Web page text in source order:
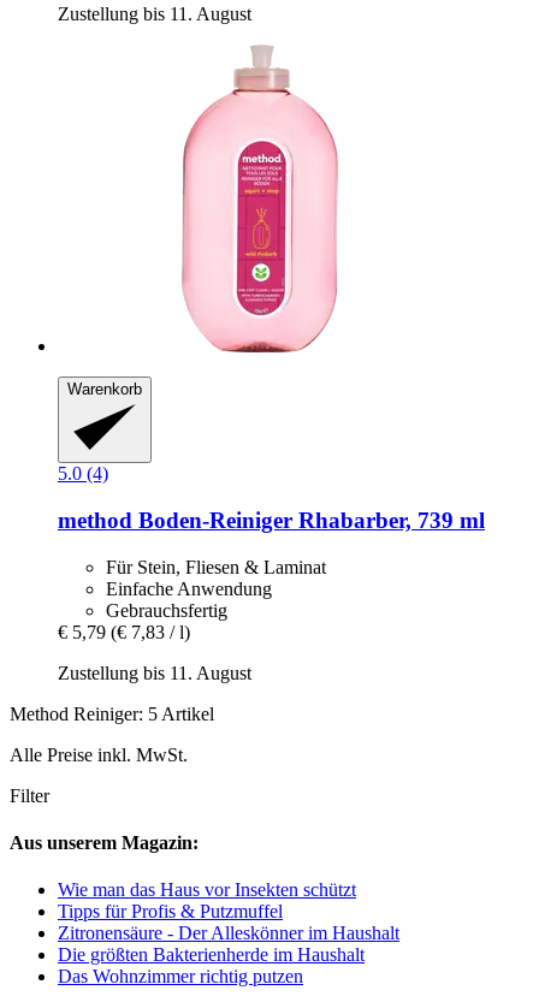
Zustellung bis 11. August
Warenkorb
5.0 (4)
method Boden-​Reiniger Rhabarber, 739 ml
Für Stein, Fliesen & Laminat
Einfache Anwendung
Gebrauchsfertig
€ 5,79 (€ 7,83 / l)
Zustellung bis 11. August
Method Reiniger: 5 Artikel
Alle Preise inkl. MwSt.
Filter
Aus unserem Magazin:
Wie man das Haus vor Insekten schützt
Tipps für Profis & Putzmuffel
Zitronensäure - Der Alleskönner im Haushalt
Die größten Bakterienherde im Haushalt
Das Wohnzimmer richtig putzen